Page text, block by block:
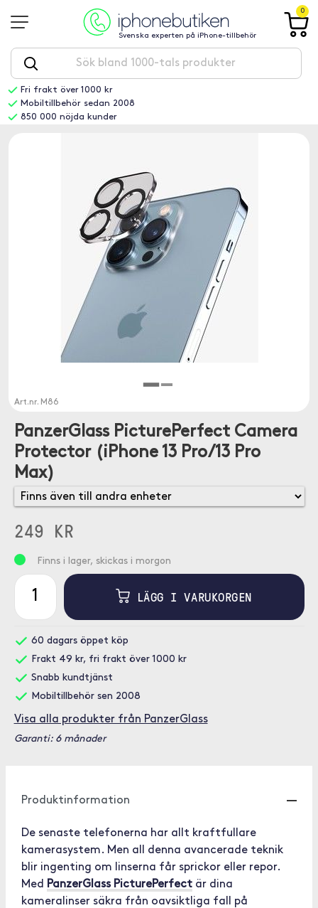
Svenska experten på iPhone-tillbehör
0
Fri frakt över 1000 kr
Mobiltillbehör sedan 2008
850 000 nöjda kunder
Art.nr. M86
PanzerGlass PicturePerfect Camera
Protector (iPhone 13 Pro/13 Pro
Max)
249 KR
Finns i lager, skickas i morgon
LÄGG I VARUKORGEN
60 dagars öppet köp
Frakt 49 kr, fri frakt över 1000 kr
Snabb kundtjänst
Mobiltillbehör sen 2008
Visa alla produkter från PanzerGlass
Garanti: 6 månader
Produktinformation
De senaste telefonerna har allt kraftfullare
kamerasystem. Men all denna avancerade teknik
blir ingenting om linserna får sprickor eller repor.
Med
PanzerGlass PicturePerfect är dina
kameralinser säkra från oavsiktliga fall på